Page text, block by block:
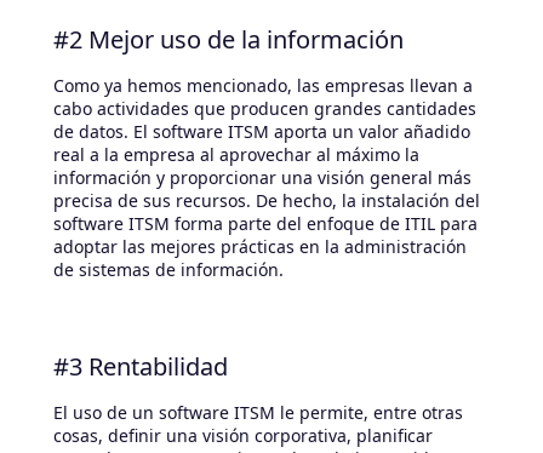
#2 Mejor uso de la información
Como ya hemos mencionado, las empresas llevan a
cabo actividades que producen grandes cantidades
de datos. El software ITSM aporta un valor añadido
real a la empresa al aprovechar al máximo la
información y proporcionar una visión general más
precisa de sus recursos. De hecho, la instalación del
software ITSM forma parte del enfoque de ITIL para
adoptar las mejores prácticas en la administración
de sistemas de información.
#3 Rentabilidad
El uso de un software ITSM le permite, entre otras
cosas, definir una visión corporativa, planificar